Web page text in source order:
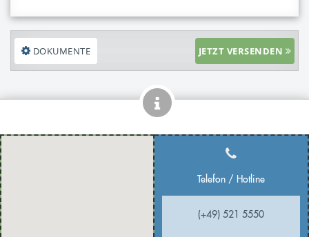
DOKUMENTE JETZT VERSENDEN
Telefon / Hotline
(+49) 521 5550